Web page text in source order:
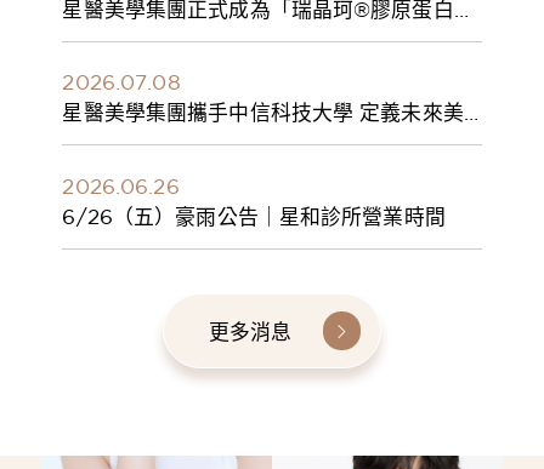
星醫美學集團正式成為「瑞晶珂®膠原蛋白植
入劑」台灣獨家總代理
2026.07.08
星醫美學集團攜手中信科技大學 定義未來美
學人才新標準 建構健康美學產學共育模式 串
2026.06.26
6/26（五）豪雨公告｜星和診所營業時間
更多消息